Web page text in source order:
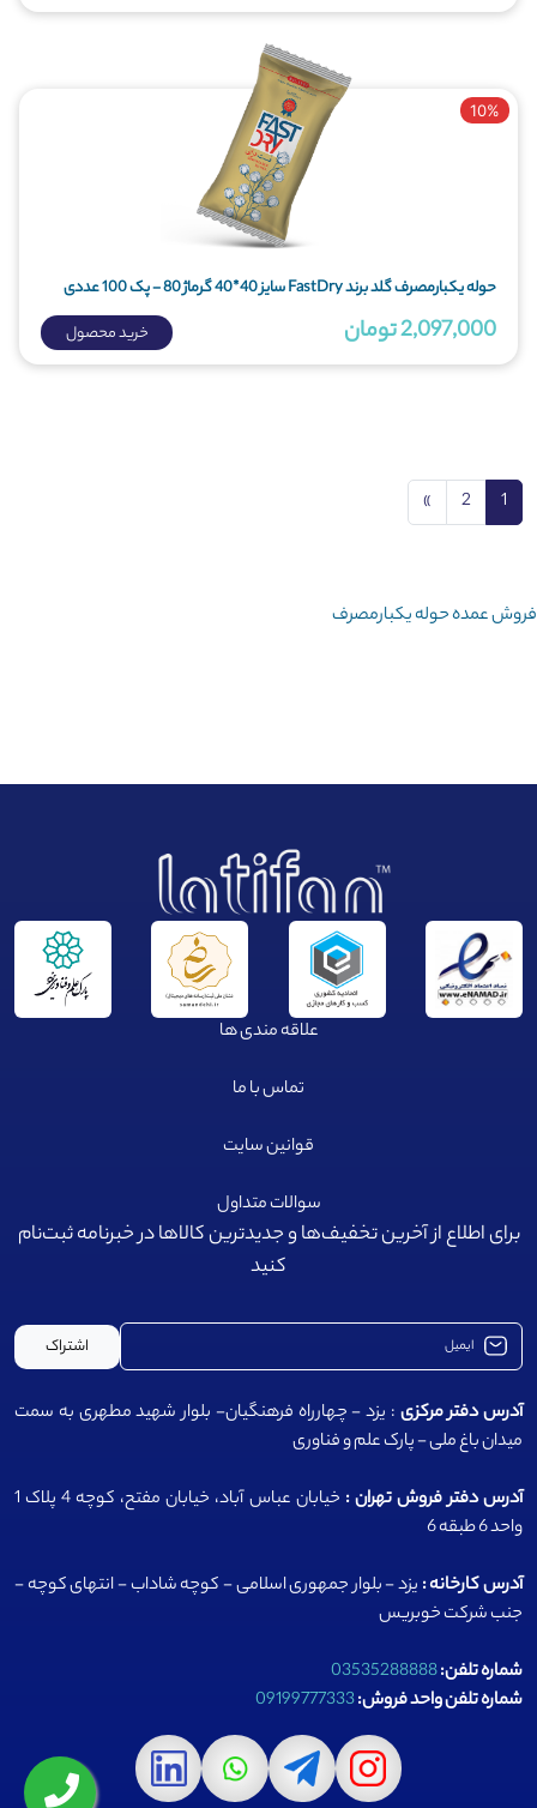
حوله یکبارمصرف گلد برند FastDry سایز 40*40 گرماژ 80 - پک 100 عددی
10%
2,097,000 تومان خرید محصول
1
2
»
Next
فروش عمده حوله یکبارمصرف
علاقه مندی ها
تماس با ما
قوانین سایت
سوالات متداول
برای اطلاع از آخرین تخفیف‌ها و جدیدترین کالا‌ها در خبرنامه ثبت‌نام
کنید
اشتراک
آدرس دفتر مرکزی : یزد - چهارراه فرهنگیان- بلوار شهید مطهری به سمت
میدان باغ ملی - پارک علم و فناوری
آدرس دفتر فروش تهران :
خیابان عباس آباد، خیابان مفتح، کوچه 4 پلاک 1
واحد 6 طبقه 6
آدرس کارخانه : یزد - بلوار جمهوری اسلامی - کوچه شاداب - انتهای کوچه -
جنب شرکت خوبریس
شماره تلفن:03535288888
شماره تلفن واحد فروش:09199777333